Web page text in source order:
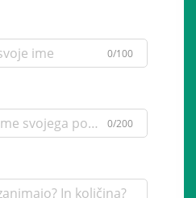
0/100
0/200